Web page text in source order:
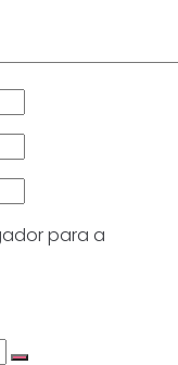
para a